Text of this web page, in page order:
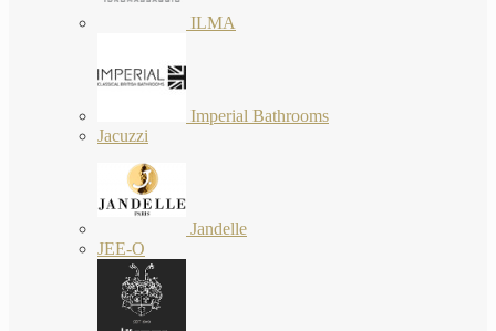
ILMA
Imperial Bathrooms
Jacuzzi
Jandelle
JEE-O